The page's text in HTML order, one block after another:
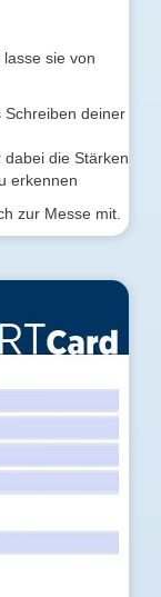
sie von
Schreiben deiner
dabei die Stärken
erkennen
zur Messe mit.